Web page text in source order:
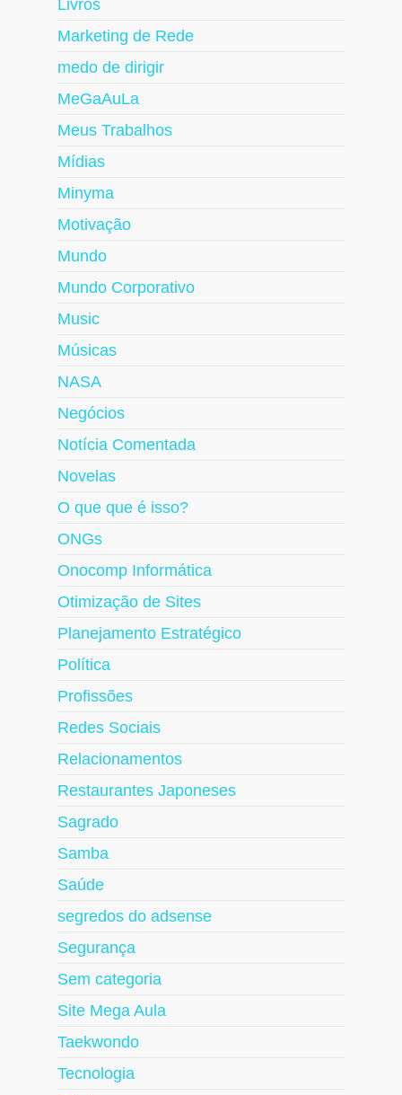
Livros
Marketing de Rede
medo de dirigir
MeGaAuLa
Meus Trabalhos
Mídias
Minyma
Motivação
Mundo
Mundo Corporativo
Music
Músicas
NASA
Negócios
Notícia Comentada
Novelas
O que que é isso?
ONGs
Onocomp Informática
Otimização de Sites
Planejamento Estratégico
Política
Profissões
Redes Sociais
Relacionamentos
Restaurantes Japoneses
Sagrado
Samba
Saúde
segredos do adsense
Segurança
Sem categoria
Site Mega Aula
Taekwondo
Tecnologia